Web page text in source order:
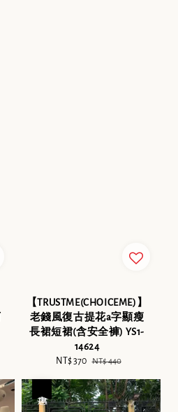
【TRUSTME(CHOICEME)】
老錢風復古提花a字顯瘦
長裙短裙(含安全褲) YS1-
14624
Sale
NT$ 370 Regular
NT$ 440